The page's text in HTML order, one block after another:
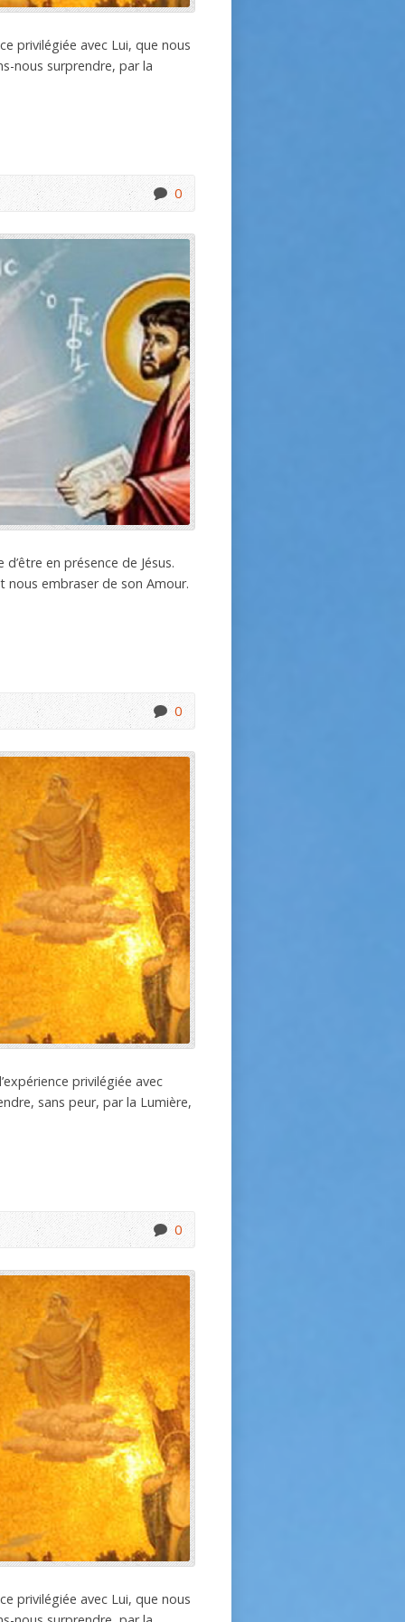
privilégiée avec Lui, que nous
nous surprendre, par la
0
en présence de Jésus.
nous embraser de son Amour.
0
privilégiée avec
sans peur, par la Lumière,
0
privilégiée avec Lui, que nous